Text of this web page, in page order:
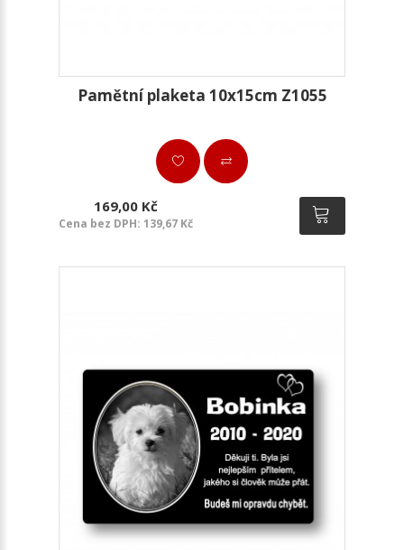
Pamětní plaketa 10x15cm Z1055
169,00 Kč
Cena bez DPH: 139,67 Kč